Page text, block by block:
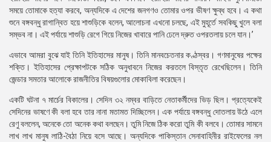
সময়ে তোমাকে হত্যা করবে, অন্যদিকে এ দেশের জনগণও তোমার ওপর ভীষণ ক্ষুব্ধ হবে। এ কথা
শুনে বঙ্গবন্ধু রাগান্বিত হয়ে শাশুড়িকে বলেন, আলোচনা এখনো চলছে, এই মুহূর্তে সবকিছু খুলে বলা
সম্ভব না। এই পর্যায়ে শাশুড়ি রেগে গিয়ে নিজের খাবারে পানি ঢেলে দ্রুত ওপরতলায় চলে যান।’
এভাবে আমরা বুঝে যাই তিনি ইতিহাসের মানুষ। তিনি মানবচেতনার কণ্ঠস্বর। গণমানুষের পক্ষের
শক্তি। ইতিহাসের প্রেক্ষাপটকে সঠিক অনুধাবনে নিজের করতলে বিস্তৃত রেখেছিলেন। তিনি
জেন্ডার সমতার আলোকে রাজনীতির বিষয়গুলোর মোকাবিলা করেছেন।
একটি ঘটনা ৭ মার্চের বিকালের। সেদিন ৩২ নম্বর বাড়িতে নেতাকর্মীদের ভিড় ছিল। প্রত্যেকেই
সেদিনের ভাষণে কী বলা হবে তার নানা মতামত দিচ্ছিলেন। এক পর্যায়ে বঙ্গবন্ধু দোতলায় উঠে এলে
রেণু বললেন, অনেকে তো অনেক কথা বলছেন। তুমি নিজে ঠিক করো তুমি কী বলবে। তোমার সামনে
লাখ লাখ মানুষ লাঠি-বৈঠা নিয়ে বসে আছে। অন্যদিকে পাকিস্তান সেনাবাহিনীর রাইফেলের নল